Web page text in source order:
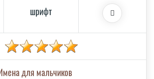
шрифт
для мальчиков